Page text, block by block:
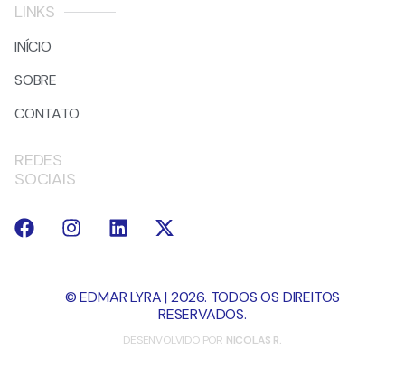
LINKS
INÍCIO
SOBRE
CONTATO
REDES
SOCIAIS
© EDMAR LYRA | 2026. TODOS OS DIREITOS
RESERVADOS.
DESENVOLVIDO POR NICOLAS R.